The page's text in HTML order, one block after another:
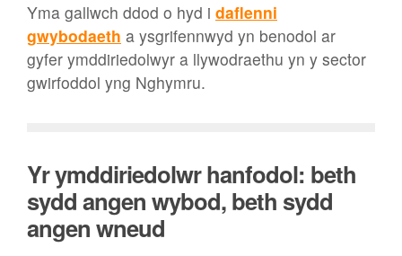
Yma gallwch ddod o hyd i daflenni
gwybodaeth a ysgrifennwyd yn benodol ar
gyfer ymddiriedolwyr a llywodraethu yn y sector
gwirfoddol yng Nghymru.
Yr ymddiriedolwr hanfodol: beth
sydd angen wybod, beth sydd
angen wneud